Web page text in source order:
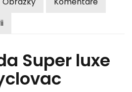
Super luxe